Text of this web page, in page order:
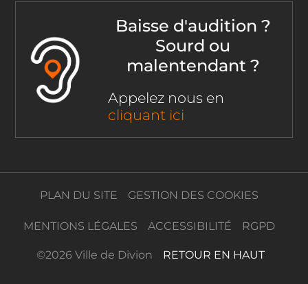
Baisse d'audition ?
Sourd ou
malentendant ?
Appelez nous en
cliquant ici
PLAN DU SITE GESTION DES COOKIES
MENTIONS LÉGALES ACCESSIBILITÉ RGPD
©2026 Ville de Divion RETOUR EN HAUT